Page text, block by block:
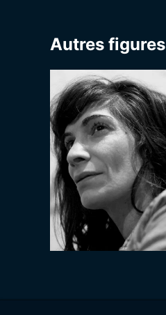
Autres figures